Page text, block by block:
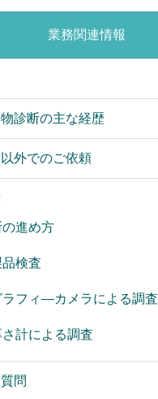
業務関連情報
診断の主な経歴
外でのご依頼
の進め方
品検査
ラフィ―カメラによる調査
さ計による調査
問